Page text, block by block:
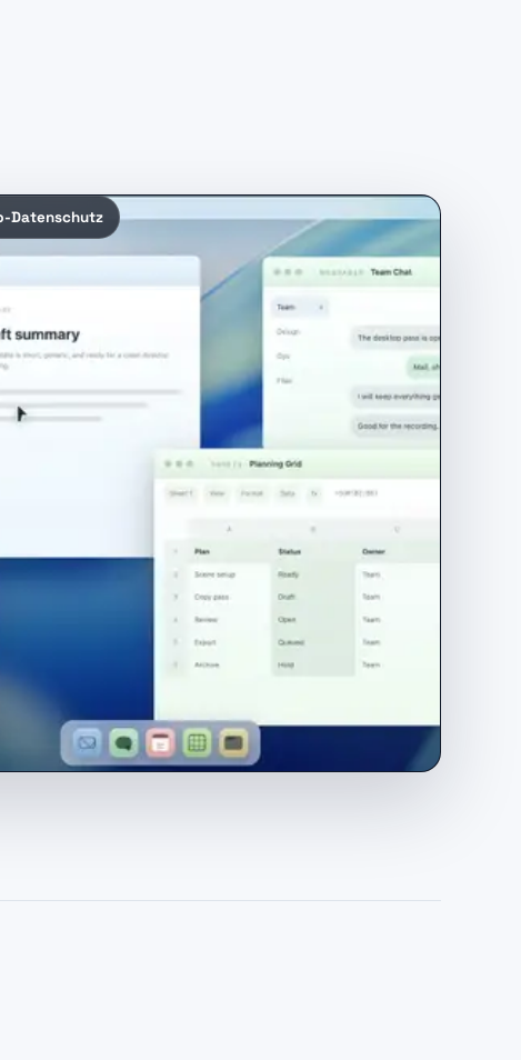
Datenschutz